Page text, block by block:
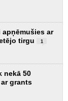
ar
tirgu
1
nekā 50
grants